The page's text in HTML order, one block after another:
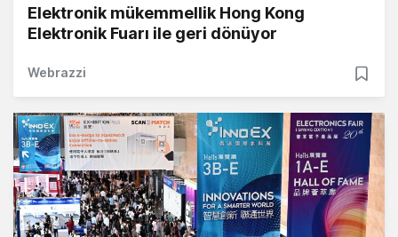
Elektronik mükemmellik Hong Kong
Elektronik Fuarı ile geri dönüyor
Webrazzi